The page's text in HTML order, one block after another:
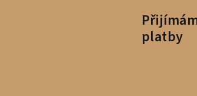
platby